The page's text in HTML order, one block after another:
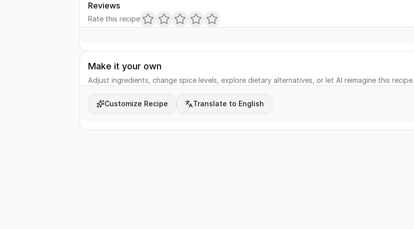
Reviews
Rate this recipe
Make it your own
Adjust ingredients, change spice levels, explore dietary alternatives, or let AI reimagine this recipe.
Customize Recipe Translate to English